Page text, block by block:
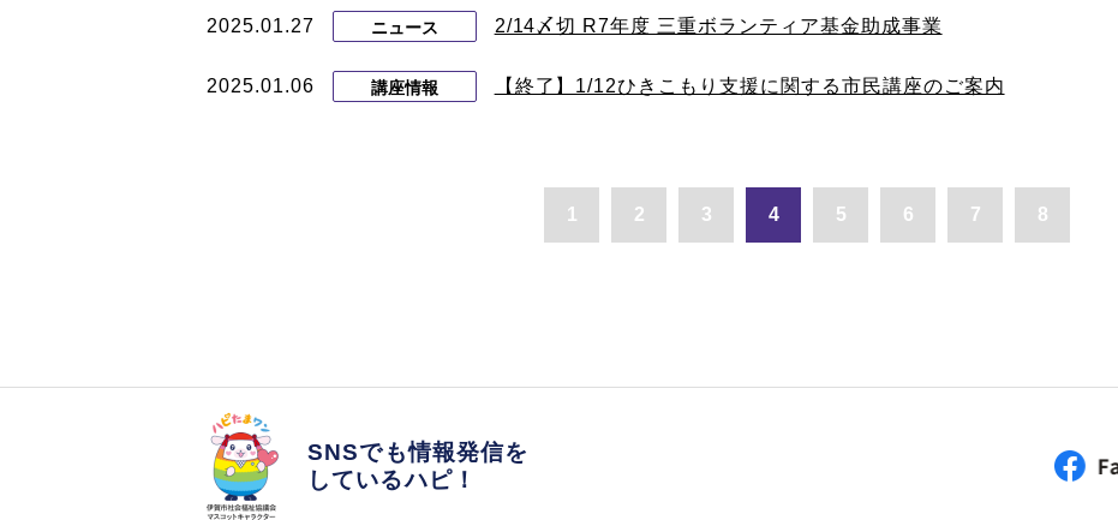
2025.01.27 ニュース 2/14〆切 R7年度 三重ボランティア基金助成事業
2025.01.06 講座情報 【終了】1/12ひきこもり支援に関する市民講座のご案内
1 2 3 4 5 6 7 8
SNSでも情報発信を
しているハピ！